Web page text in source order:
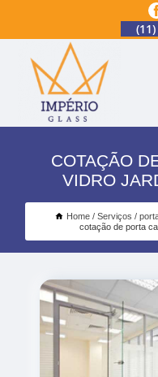
COTAÇÃO
VIDRO
Home Serviços
cotação de porta